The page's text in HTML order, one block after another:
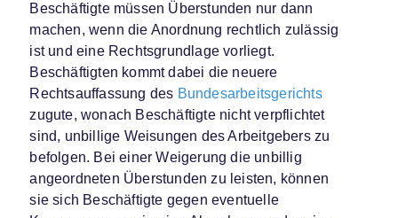
Beschäftigte müssen Überstunden nur dann
machen, wenn die Anordnung rechtlich zulässig
ist und eine Rechtsgrundlage vorliegt.
Beschäftigten kommt dabei die neuere
Rechtsauffassung des Bundesarbeitsgerichts
zugute, wonach Beschäftigte nicht verpflichtet
sind, unbillige Weisungen des Arbeitgebers zu
befolgen. Bei einer Weigerung die unbillig
angeordneten Überstunden zu leisten, können
sie sich Beschäftigte gegen eventuelle